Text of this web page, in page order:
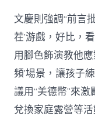
文慶則強調“前言
茬’游戲，好比，
用腳色飾演教他
頻’場景，讓孩子
議用“美德幣”來
兌換家庭露營等